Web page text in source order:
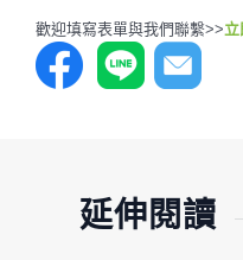
歡迎填寫表單與我們聯繫>>立
延伸閱讀